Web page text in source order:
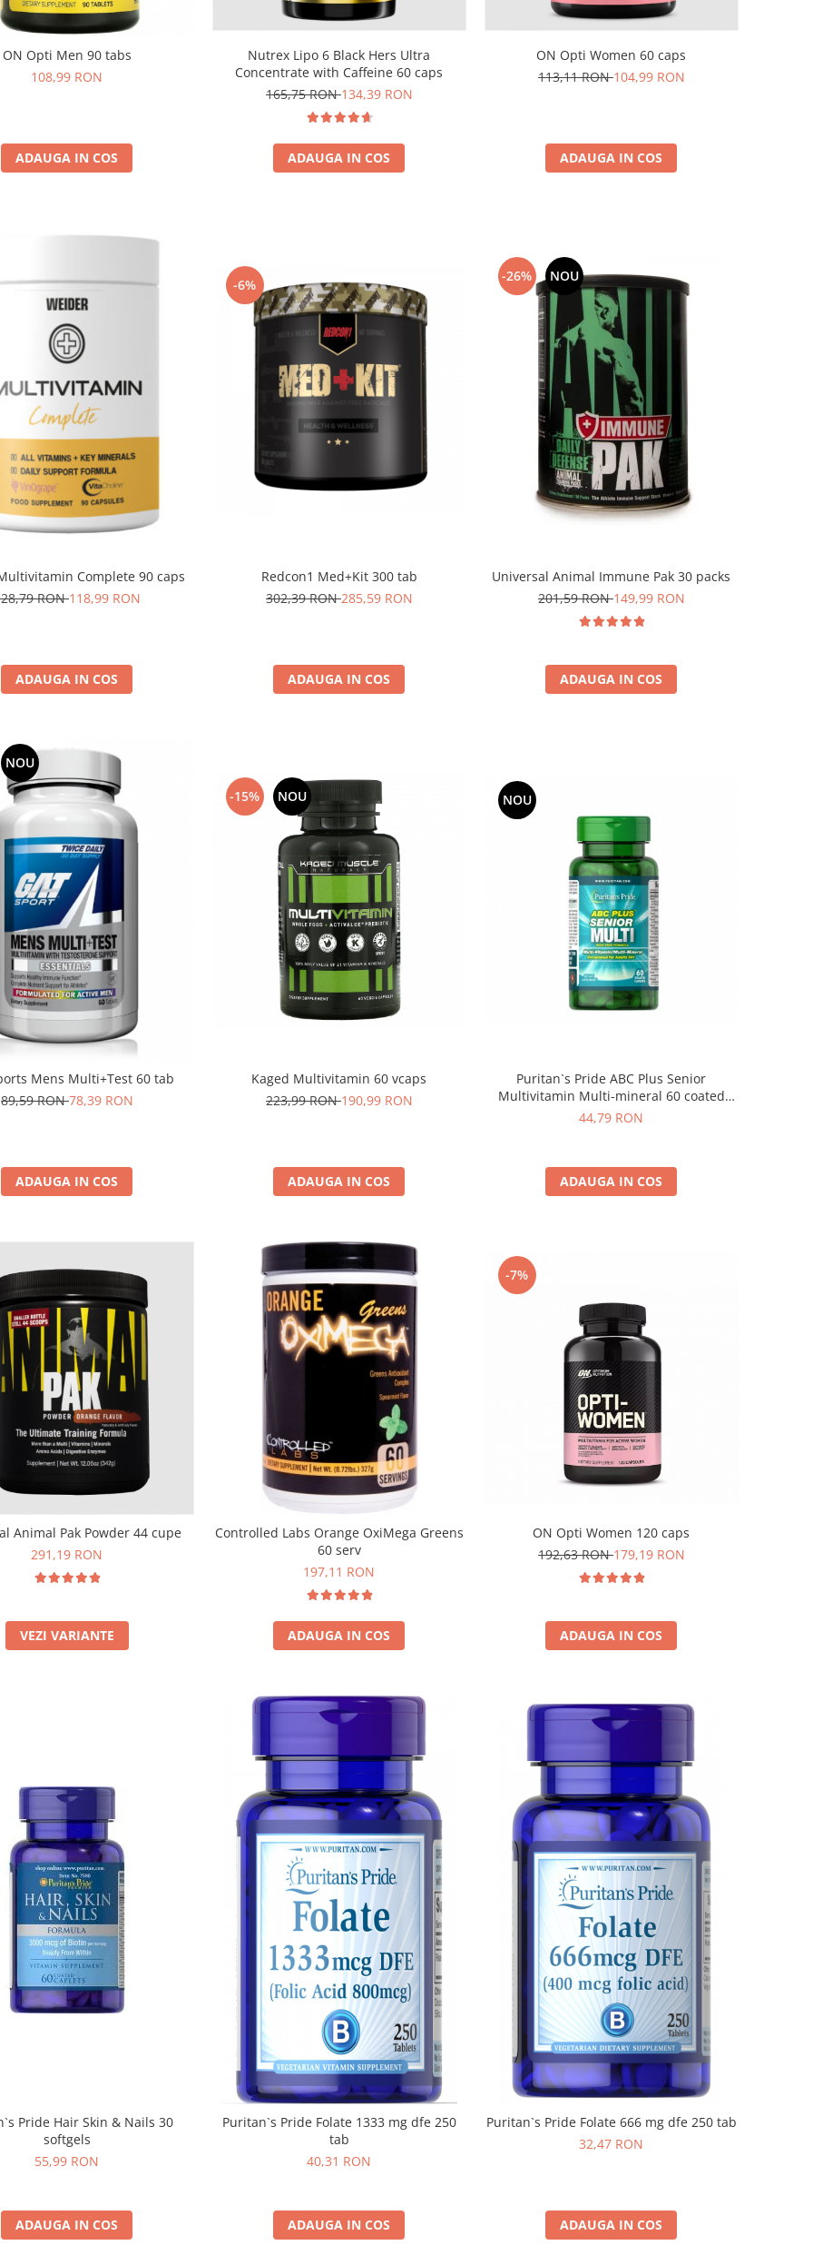
ON Opti Men 90 tabs
108,99 RON
ADAUGA IN COS
Nutrex Lipo 6 Black Hers Ultra
Concentrate with Caffeine 60 caps
165,75 RON134,39 RON
ADAUGA IN COS
ON Opti Women 60 caps
113,11 RON104,99 RON
ADAUGA IN COS
Complete 90 caps
RON118,99 RON
ADAUGA IN COS
-6%
Redcon1 Med+Kit 300 tab
302,39 RON285,59 RON
ADAUGA IN COS
-26% NOU
Universal Animal Immune Pak 30 packs
201,59 RON149,99 RON
ADAUGA IN COS
NOU
Mens Multi+Test 60 tab
89,59 RON78,39 RON
ADAUGA IN COS
-15% NOU
Kaged Multivitamin 60 vcaps
223,99 RON190,99 RON
ADAUGA IN COS
NOU
Puritan`s Pride ABC Plus Senior
Multivitamin Multi-mineral 60 coated
caplets
44,79 RON
ADAUGA IN COS
Animal Pak Powder 44 cupe
291,19 RON
VEZI VARIANTE
Controlled Labs Orange OxiMega Greens
60 serv
197,11 RON
ADAUGA IN COS
-7%
ON Opti Women 120 caps
192,63 RON179,19 RON
ADAUGA IN COS
Pride Hair Skin & Nails 30
softgels
55,99 RON
ADAUGA IN COS
Puritan`s Pride Folate 1333 mg dfe 250
tab
40,31 RON
ADAUGA IN COS
Puritan`s Pride Folate 666 mg dfe 250 tab
32,47 RON
ADAUGA IN COS